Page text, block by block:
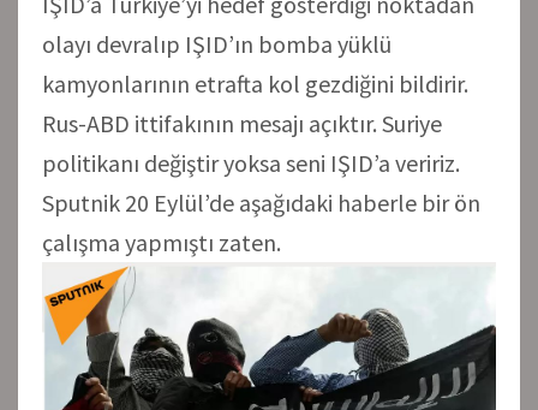
olayı devralıp IŞID’ın bomba yüklü
kamyonlarının etrafta kol gezdiğini bildirir.
Rus-ABD ittifakının mesajı açıktır. Suriye
politikanı değiştir yoksa seni IŞID’a veririz.
Sputnik 20 Eylül’de aşağıdaki haberle bir ön
çalışma yapmıştı zaten.